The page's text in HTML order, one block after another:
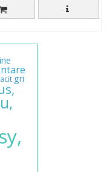
gri